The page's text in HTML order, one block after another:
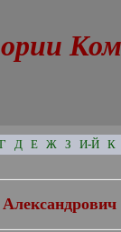
Г Д Е Ж З И-Й К